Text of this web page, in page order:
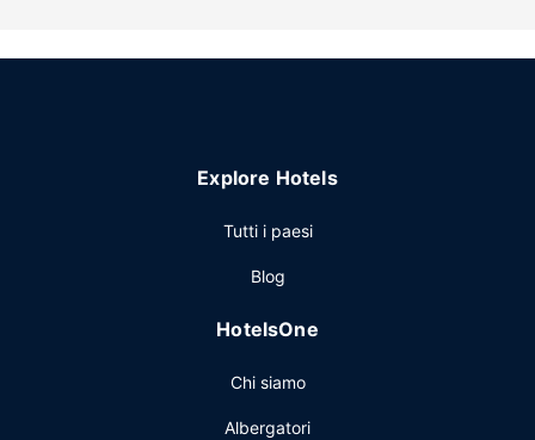
Explore Hotels
Tutti i paesi
Blog
HotelsOne
Chi siamo
Albergatori